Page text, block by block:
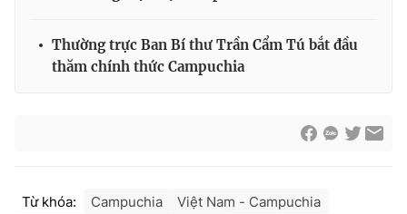
Thường trực Ban Bí thư Trần Cẩm Tú bắt đầu
thăm chính thức Campuchia
Từ khóa: Campuchia
Việt Nam - Campuchia